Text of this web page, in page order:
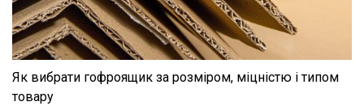
Як вибрати гофроящик за розміром, міцністю і типом
товару